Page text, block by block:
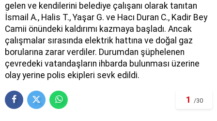
gelen ve kendilerini belediye çalışanı olarak tanıtan
İsmail A., Halis T., Yaşar G. ve Hacı Duran C., Kadir Bey
Camii önündeki kaldırımı kazmaya başladı. Ancak
çalışmalar sırasında elektrik hattına ve doğal gaz
borularına zarar verdiler. Durumdan şüphelenen
çevredeki vatandaşların ihbarda bulunması üzerine
olay yerine polis ekipleri sevk edildi.
1 /30